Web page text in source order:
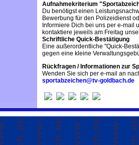
Aufnahmekriterium
Du benötigst einen
Bewerbung für den Polizeidienst
Informiere Dich bei uns per e-mail
kontaktiere jeweils am Freitag
Schriftliche Quick-Bestätigung
Eine außerordentliche "Quick-
gegen eine kleine
Rückfragen / Informationen zur
Wenden Sie sich per e-mail an
sportabzeichen@tv-goldbach.de